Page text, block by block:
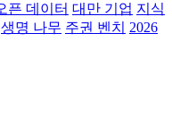
픈 데이터 대만 기업 지식
생명 나무 주권 벤치
2026